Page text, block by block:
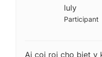
luly
Participant
Ai coi roi cho biet y